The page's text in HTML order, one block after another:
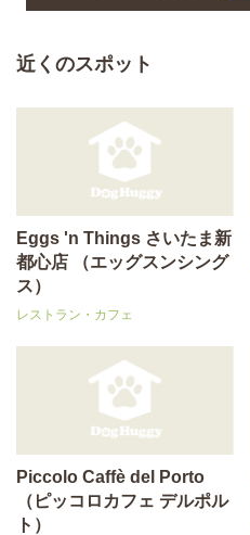
近くのスポット
Eggs 'n Things さいたま新
都心店 （エッグスンシング
ス）
レストラン・カフェ
Piccolo Caffè del Porto
（ピッコロカフェ デルポル
ト）